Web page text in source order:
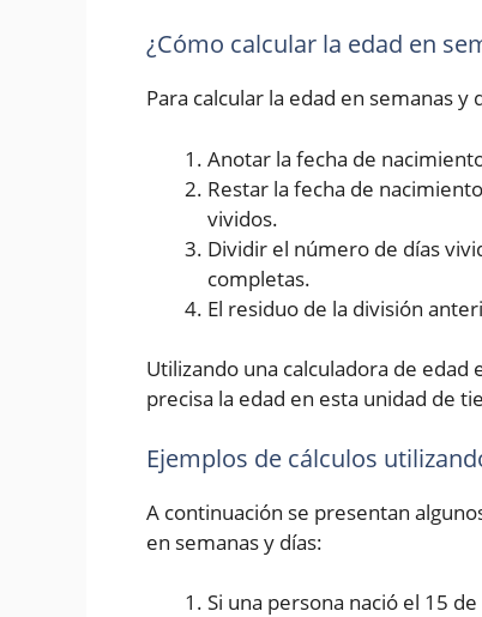
¿Cómo calcular la edad en
Para calcular la edad en semanas
Anotar la fecha de
Restar la fecha de
vividos.
Dividir el número de días
completas.
El residuo de la división
Utilizando una calculadora de
precisa la edad en esta unidad de
Ejemplos de cálculos
A continuación se presentan
en semanas y días:
Si una persona nació el 15